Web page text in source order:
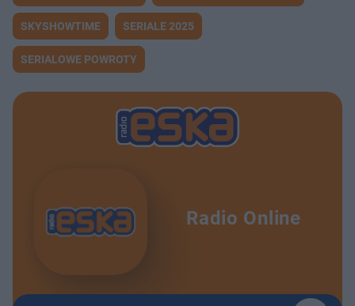
SKYSHOWTIME SERIALE 2025
SERIALOWE POWROTY
Radio Online